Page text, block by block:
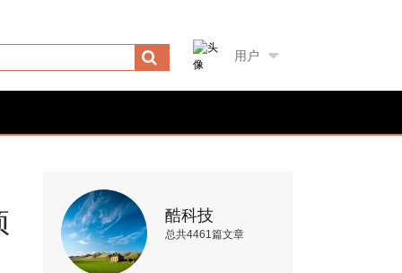
用户
酷科技
总共4461篇文章